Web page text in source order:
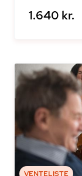
1.640 kr.
VENTELISTE